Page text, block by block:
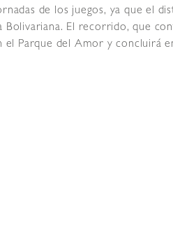
de los juegos, ya que el
El recorrido, que
Parque del Amor y concluirá